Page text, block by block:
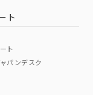
ト
ト
パンデスク